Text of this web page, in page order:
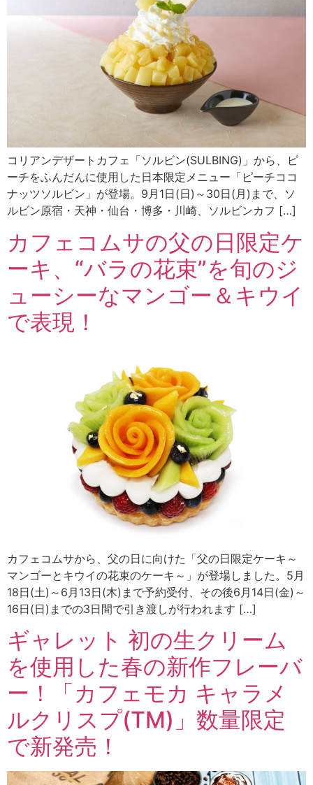
コリアンデザートカフェ「ソルビン(SULBING)」から、ピ
ーチをふんだんに使用した日本限定メニュー「ピーチココ
ナッツソルビン」が登場。9月1日(日)～30日(月)まで、ソ
ルビン原宿・天神・仙台・博多・川崎、ソルビンカフ […]
カフェコムサの父の日限定ケ
ーキ、“バラの花束”を旬のジ
ューシーなマンゴー＆キウイ
で表現！
カフェコムサから、父の日に向けた「父の日限定ケーキ～
マンゴーとキウイの花束のケーキ～」が登場しました。5月
18日(土)～6月13日(木)まで予約受付、その後6月14日(金)～
16日(日)までの3日間で引き渡しが行われます […]
ギャレット 初の生クリーム
を使用した春の新作フレーバ
ー！「カフェモカ キャラメ
ルクリスプ(TM)」数量限定
で新発売！